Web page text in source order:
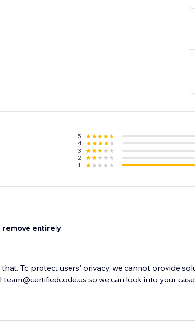
5
4
3
2
1
remove entirely
that. To protect users' privacy, we cannot provide
team@certifiedcode.us so we can look into your